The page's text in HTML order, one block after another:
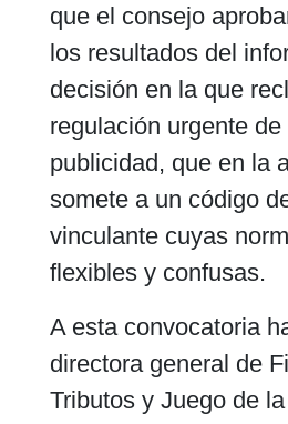
que el consejo
los resultados del
decisión en la que
regulación urgente
publicidad, que en la
somete a un código
vinculante cuyas
flexibles y confusas.
A esta convocatoria
directora general de
Tributos y Juego de